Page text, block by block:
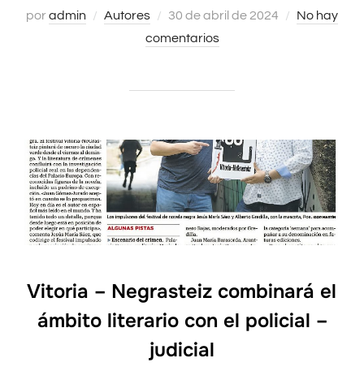
poradmin Autores
Publicado
el
30 de abril de 2024
No hay
comentarios
Vitoria – Negrasteiz combinará el
ámbito literario con el policial –
judicial